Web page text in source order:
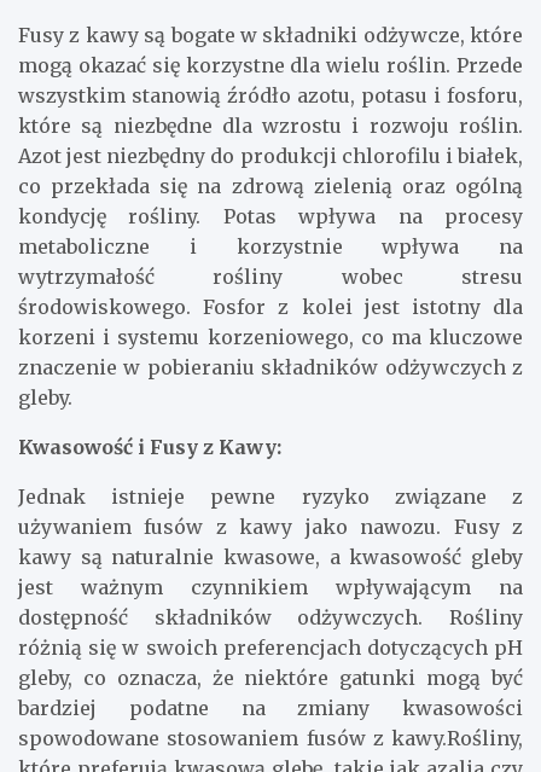
Fusy z kawy są bogate w składniki odżywcze, które
mogą okazać się korzystne dla wielu roślin. Przede
wszystkim stanowią źródło azotu, potasu i fosforu,
które są niezbędne dla wzrostu i rozwoju roślin.
Azot jest niezbędny do produkcji chlorofilu i białek,
co przekłada się na zdrową zielenią oraz ogólną
kondycję rośliny. Potas wpływa na procesy
metaboliczne i korzystnie wpływa na
wytrzymałość rośliny wobec stresu
środowiskowego. Fosfor z kolei jest istotny dla
korzeni i systemu korzeniowego, co ma kluczowe
znaczenie w pobieraniu składników odżywczych z
gleby.
Kwasowość i Fusy z Kawy:
Jednak istnieje pewne ryzyko związane z
używaniem fusów z kawy jako nawozu. Fusy z
kawy są naturalnie kwasowe, a kwasowość gleby
jest ważnym czynnikiem wpływającym na
dostępność składników odżywczych. Rośliny
różnią się w swoich preferencjach dotyczących pH
gleby, co oznacza, że niektóre gatunki mogą być
bardziej podatne na zmiany kwasowości
spowodowane stosowaniem fusów z kawy.Rośliny,